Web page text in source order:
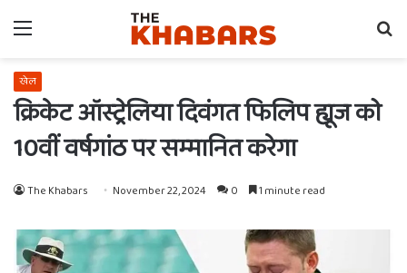
Menu
खेल
क्रिकेट ऑस्ट्रेलिया दिवंगत फिलिप ह्यूज को
10वीं वर्षगांठ पर सम्मानित करेगा
The Khabars November 22, 2024 0 1 minute read